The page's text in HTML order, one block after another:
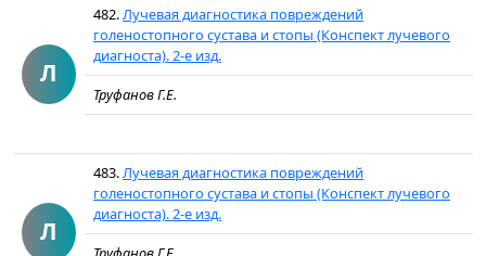
Л
482.Лучевая диагностика повреждений
голеностопного сустава и стопы (Конспект лучевого
диагноста). 2-е изд.
Труфанов Г.Е.
Л
483.Лучевая диагностика повреждений
голеностопного сустава и стопы (Конспект лучевого
диагноста). 2-е изд.